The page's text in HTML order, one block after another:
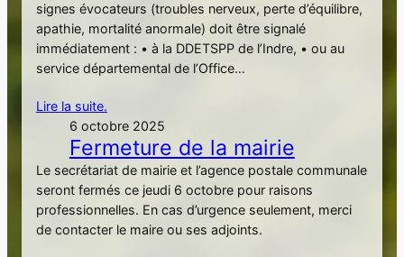
signes évocateurs (troubles nerveux, perte d’équilibre,
apathie, mortalité anormale) doit être signalé
immédiatement : • à la DDETSPP de l’Indre, • ou au
service départemental de l’Office…
Lire la suite.
6 octobre 2025
Fermeture de la mairie
Le secrétariat de mairie et l’agence postale communale
seront fermés ce jeudi 6 octobre pour raisons
professionnelles. En cas d’urgence seulement, merci
de contacter le maire ou ses adjoints.